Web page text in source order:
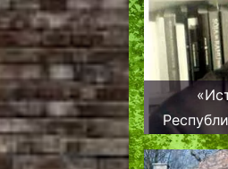
Республики»: